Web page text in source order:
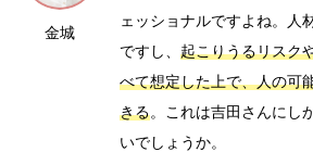
金城
ェッショナルですよね。人
ですし、 起こりうるリスク
べて想定した上で、人の可
きる。これは吉田さんにし
いでしょうか。